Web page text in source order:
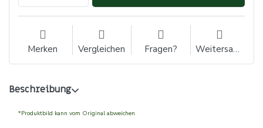
Merken Vergleichen Fragen? Weitersagen
Beschreibung
*Produktbild kann vom Original abweichen